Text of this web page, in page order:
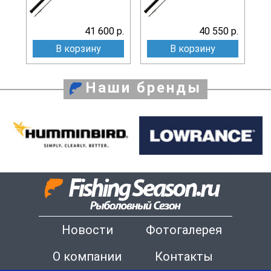
41 600 р.
В корзину
40 550 р.
В корзину
Наши бренды
Новости
Фотогалерея
О компании
Контакты